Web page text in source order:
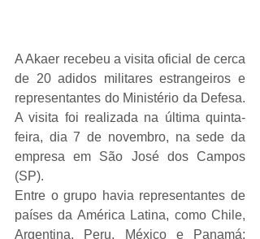
A Akaer recebeu a visita oficial de cerca
de 20 adidos militares estrangeiros e
representantes do Ministério da Defesa.
A visita foi realizada na última quinta-
feira, dia 7 de novembro, na sede da
empresa em São José dos Campos
(SP).
Entre o grupo havia representantes de
países da América Latina, como Chile,
Argentina, Peru, México e Panamá;